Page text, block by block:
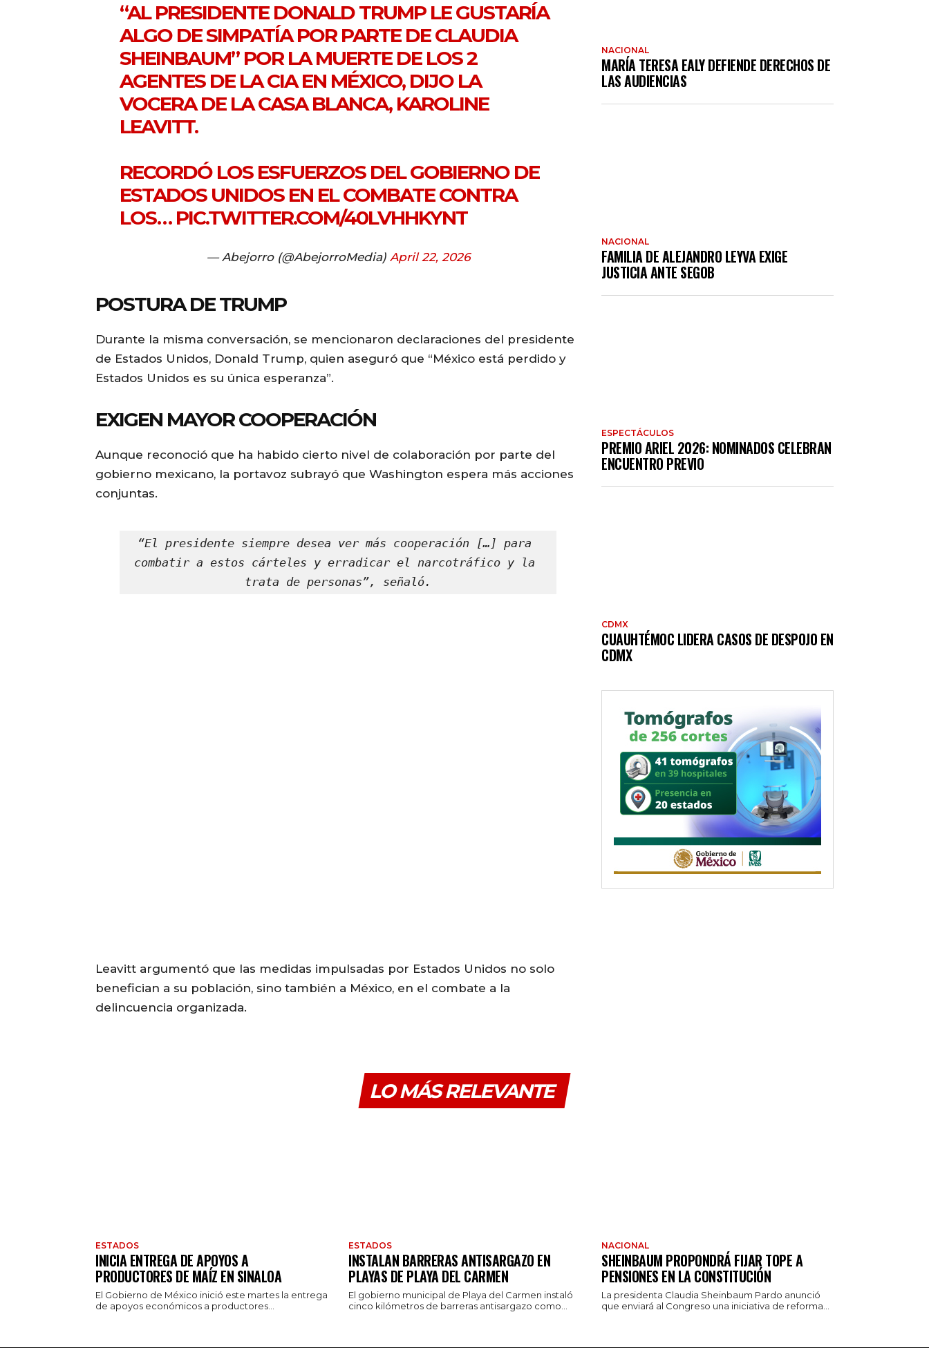
“AL PRESIDENTE DONALD TRUMP LE GUSTARÍA
ALGO DE SIMPATÍA POR PARTE DE CLAUDIA
SHEINBAUM” POR LA MUERTE DE LOS 2
AGENTES DE LA CIA EN MÉXICO, DIJO LA
VOCERA DE LA CASA BLANCA, KAROLINE
LEAVITT.
RECORDÓ LOS ESFUERZOS DEL GOBIERNO DE
ESTADOS UNIDOS EN EL COMBATE CONTRA
LOS… PIC.TWITTER.COM/40LVHHKYNT
— Abejorro (@AbejorroMedia) April 22, 2026
POSTURA DE TRUMP
Durante la misma conversación, se mencionaron declaraciones del presidente
de Estados Unidos, Donald Trump, quien aseguró que “México está perdido y
Estados Unidos es su única esperanza”.
EXIGEN MAYOR COOPERACIÓN
Aunque reconoció que ha habido cierto nivel de colaboración por parte del
gobierno mexicano, la portavoz subrayó que Washington espera más acciones
conjuntas.
“El presidente siempre desea ver más cooperación […] para
combatir a estos cárteles y erradicar el narcotráfico y la
trata de personas”, señaló.
Leavitt argumentó que las medidas impulsadas por Estados Unidos no solo
benefician a su población, sino también a México, en el combate a la
delincuencia organizada.
NACIONAL
MARÍA TERESA EALY DEFIENDE DERECHOS DE
LAS AUDIENCIAS
NACIONAL
FAMILIA DE ALEJANDRO LEYVA EXIGE
JUSTICIA ANTE SEGOB
ESPECTÁCULOS
PREMIO ARIEL 2026: NOMINADOS CELEBRAN
ENCUENTRO PREVIO
CDMX
CUAUHTÉMOC LIDERA CASOS DE DESPOJO EN
CDMX
LO MÁS RELEVANTE
ESTADOS
INICIA ENTREGA DE APOYOS A
PRODUCTORES DE MAÍZ EN SINALOA
El Gobierno de México inició este martes la entrega
de apoyos económicos a productores...
ESTADOS
INSTALAN BARRERAS ANTISARGAZO EN
PLAYAS DE PLAYA DEL CARMEN
El gobierno municipal de Playa del Carmen instaló
cinco kilómetros de barreras antisargazo como...
NACIONAL
SHEINBAUM PROPONDRÁ FIJAR TOPE A
PENSIONES EN LA CONSTITUCIÓN
La presidenta Claudia Sheinbaum Pardo anunció
que enviará al Congreso una iniciativa de reforma...